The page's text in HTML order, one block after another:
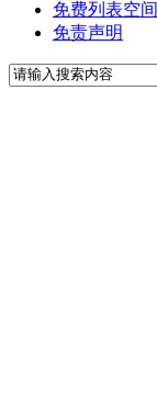
免费列表空间
免责声明